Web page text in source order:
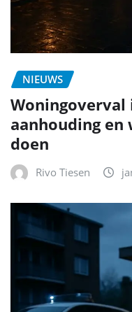
NIEUWS
Woningoverval
aanhouding
doen
Rivo Tiesen